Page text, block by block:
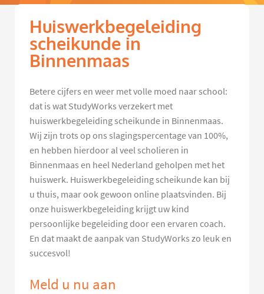
Huiswerkbegeleiding
scheikunde in
Binnenmaas
Betere cijfers en weer met volle moed naar school:
dat is wat StudyWorks verzekert met
huiswerkbegeleiding scheikunde in Binnenmaas.
Wij zijn trots op ons slagingspercentage van 100%,
en hebben hierdoor al veel scholieren in
Binnenmaas en heel Nederland geholpen met het
huiswerk. Huiswerkbegeleiding scheikunde kan bij
u thuis, maar ook gewoon online plaatsvinden. Bij
onze huiswerkbegeleiding krijgt uw kind
persoonlijke begeleiding door een ervaren coach.
En dat maakt de aanpak van StudyWorks zo leuk en
succesvol!
Meld u nu aan